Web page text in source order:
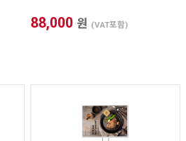
88,000 원 (VAT포함)